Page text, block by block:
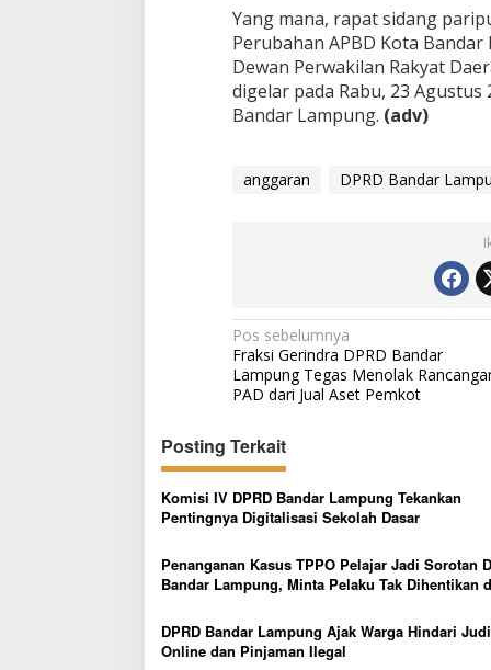
Yang mana, rapat sidang
Perubahan APBD Kota
Dewan Perwakilan Rakyat
digelar pada Rabu, 23
Bandar Lampung. (adv)
anggaran DPRD Bandar
N
a
v
i
g
a
s
i
p
o
s
Pos sebelumnya
Fraksi Gerindra DPRD Bandar
Lampung Tegas Menolak
PAD dari Jual Aset Pemkot
Posting Terkait
Komisi IV DPRD Bandar Lampung Tekankan
Pentingnya Digitalisasi Sekolah Dasar
Penanganan Kasus TPPO Pelajar Jadi Sorotan
Bandar Lampung, Minta Pelaku Tak Dihentikan
DPRD Bandar Lampung Ajak Warga Hindari Judi
Online dan Pinjaman Ilegal